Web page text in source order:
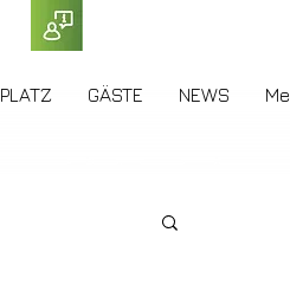
PLATZ GÄSTE NEWS